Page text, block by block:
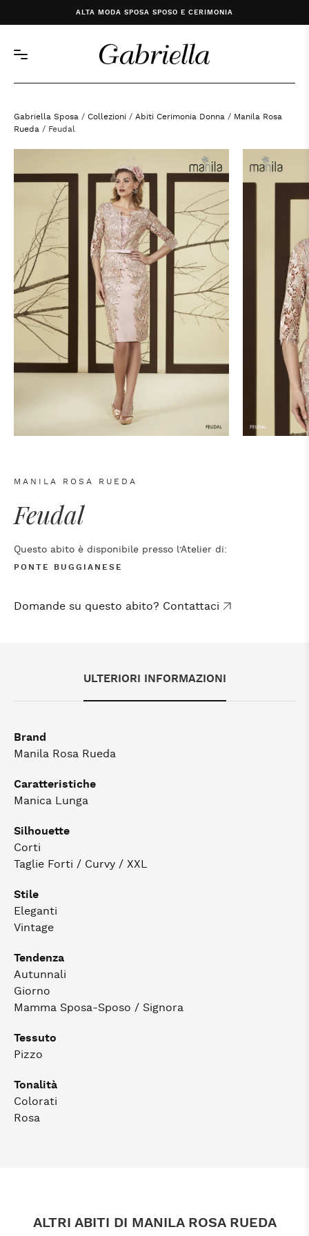
ALTA MODA SPOSA SPOSO E CERIMONIA
Gabriella Sposa / Collezioni / Abiti Cerimonia Donna / Manila Rosa
Rueda / Feudal
ULTERIORI INFORMAZIONI
Brand
Manila Rosa Rueda
Caratteristiche
Manica Lunga
Silhouette
Corti
Taglie Forti / Curvy / XXL
Stile
Eleganti
Vintage
Tendenza
Autunnali
Giorno
Mamma Sposa-Sposo / Signora
Tessuto
Pizzo
Tonalità
Colorati
Rosa
MANILA ROSA RUEDA
Feudal
Questo abito è disponibile presso l’Atelier di:
PONTE BUGGIANESE
Domande su questo abito? Contattaci
ALTRI ABITI DI MANILA ROSA RUEDA